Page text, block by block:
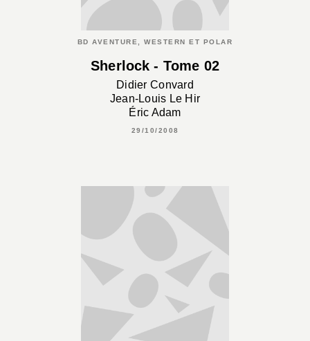
BD AVENTURE, WESTERN ET POLAR
Sherlock - Tome 02
Didier Convard
Jean-Louis Le Hir
Éric Adam
29/10/2008